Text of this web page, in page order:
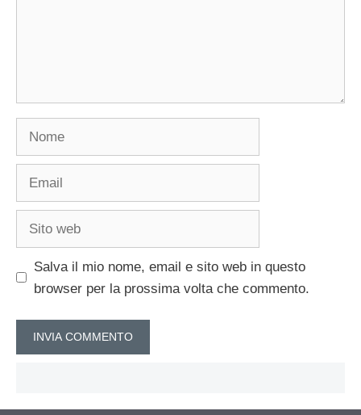
Salva il mio nome, email e sito web in questo
browser per la prossima volta che commento.